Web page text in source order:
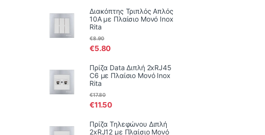
Διακόπτης Τριπλός Απλός
10Α με Πλαίσιο Μονό Inox
Rita
€5.80
€8.90
Πρίζα Data Διπλή 2xRJ45
C6 με Πλαίσιο Μονό Inox
Rita
€11.50
€17.80
Πρίζα Τηλεφώνου Διπλή
2xRJ12 με Πλαίσιο Μονό